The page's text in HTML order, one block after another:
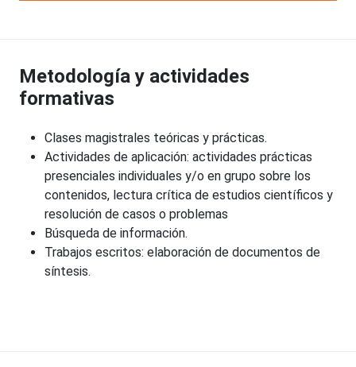
Metodología y actividades
formativas
Clases magistrales teóricas y prácticas.
Actividades de aplicación: actividades prácticas
presenciales individuales y/o en grupo sobre los
contenidos, lectura crítica de estudios científicos y
resolución de casos o problemas
Búsqueda de información.
Trabajos escritos: elaboración de documentos de
síntesis.